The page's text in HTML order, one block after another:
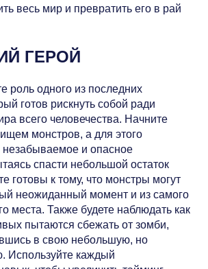
весь мир и превратить его в рай
ГЕРОЙ
роль одного из последних
готов рискнуть собой ради
всего человечества. Начните
монстров, а для этого
незабываемое и опасное
спасти небольшой остаток
готовы к тому, что монстры могут
неожиданный момент и из самого
места. Также будете наблюдать как
пытаются сбежать от зомби,
в свою небольшую, но
Используйте каждый